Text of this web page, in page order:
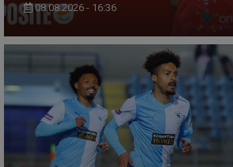
08.08.2026 - 16:36